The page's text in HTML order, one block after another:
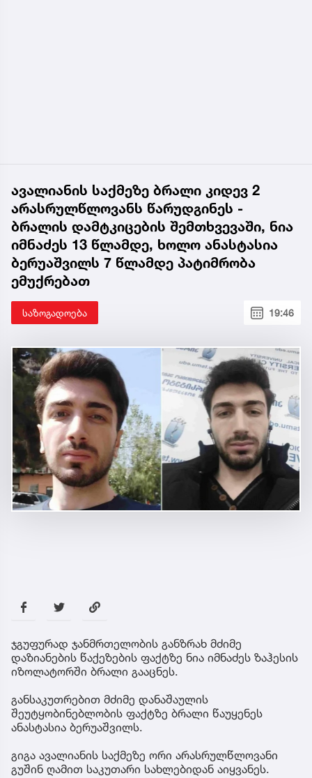
ავალიანის საქმეზე ბრალი კიდევ 2
არასრულწლოვანს წარუდგინეს -
ბრალის დამტკიცების შემთხვევაში, ნია
იმნაძეს 13 წლამდე, ხოლო ანასტასია
ბერუაშვილს 7 წლამდე პატიმრობა
ემუქრებათ
საზოგადოება 19:46
ჯგუფურად ჯანმრთელობის განზრახ მძიმე
დაზიანების წაქეზების ფაქტზე ნია იმნაძეს ზაჰესის
იზოლატორში ბრალი გააცნეს.
განსაკუთრებით მძიმე დანაშაულის
შეუტყობინებლობის ფაქტზე ბრალი წაუყენეს
ანასტასია ბერუაშვილს.
გიგა ავალიანის საქმეზე ორი არასრულწლოვანი
გუშინ ღამით საკუთარი სახლებიდან აიყვანეს.